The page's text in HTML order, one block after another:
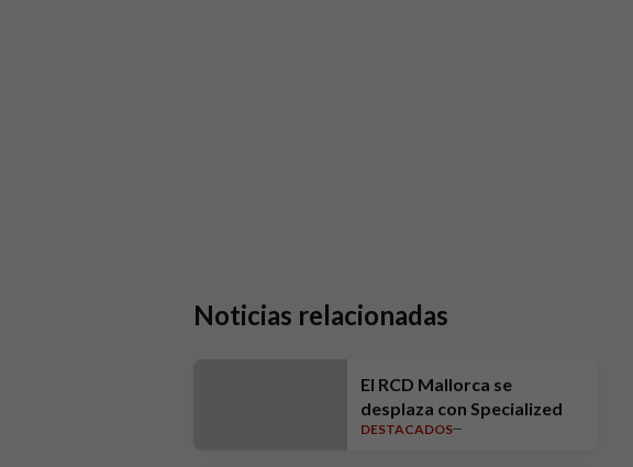
Noticias relacionadas
El RCD Mallorca se
desplaza con Specialized
DESTACADOS